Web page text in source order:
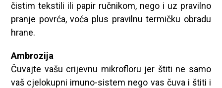
čistim tekstili ili papir ručnikom, nego i uz pravilno
pranje povrća, voća plus pravilnu termičku obradu
hrane.
Ambrozija
Čuvajte vašu crijevnu mikrofloru jer štiti ne samo
vaš cjelokupni imuno-sistem nego vas čuva i štiti i